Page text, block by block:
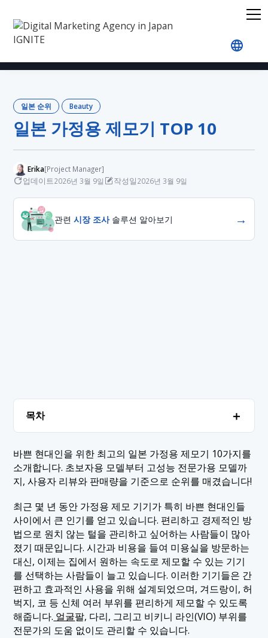
일본 가
일본 순위 Beauty
일본 가정용 제모기 TOP 10
Erika[Project Manager]
업데이트2026년 3월 9일 작성일2026년 3월 9일
관련시장 조사솔루션 알아보기 →
목차 ＋
1.1 1. KE-NON - NIPL-2080
1.2 2. 파나소닉 - 스무스 제모기 ES-WG0A
1.3 3. 브라운 - 실크 엑스퍼트 프로5 PL5248
1.4 4. 야만(Ya-man) - 레이 보테 쿨 프로(Ray Beaute Cool
Pro)
1.5 5. 파나소닉 - ES-WP9A
1.6 6. JOVS - 도라 J847
1.7 7. 파나소닉 - 소이에 ES-WS35
1.8 8. 야만 - 레이 보테 비너스 뷰티 플러스 YJEA3N
2. 결론
바쁜 현대인을 위한 최고의 일본 가정용 제모기 10가지를
소개합니다. 초보자용 모델부터 고성능 전문가용 모델까
지, 사용자 리뷰와 판매량을 기준으로 순위를 매겼습니다!
최근 몇 년 동안 가정용 제모 기기가 특히 바쁜 현대인들
사이에서 큰 인기를 얻고 있습니다. 편리하고 경제적인 방
법으로 원치 않는 털을 관리하고 싶어하는 사람들이 많아
졌기 때문입니다. 시간과 비용을 들여 미용실을 방문하는
대신, 이제는 집에서 원하는 속도로 제모할 수 있는 기기
를 선택하는 사람들이 늘고 있습니다. 이러한 기기들은 간
편하고 효과적인 사용을 위해 설계되었으며, 겨드랑이, 허
벅지, 코 등 신체 여러 부위를 편리하게 제모할 수 있도록
해줍니다. 얼굴팔, 다리, 그리고 비키니 라인(VIO) 부위를
전문가의 도움 없이도 관리할 수 있습니다.